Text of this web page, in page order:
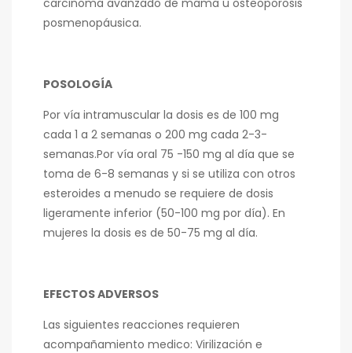
carcinoma avanzado de mama u osteoporosis
posmenopáusica.
POSOLOGÍA
Por vía intramuscular la dosis es de 100 mg
cada 1 a 2 semanas o 200 mg cada 2-3-
semanas.Por vía oral 75 -150 mg al día que se
toma de 6-8 semanas y si se utiliza con otros
esteroides a menudo se requiere de dosis
ligeramente inferior (50-100 mg por día). En
mujeres la dosis es de 50-75 mg al día.
EFECTOS ADVERSOS
Las siguientes reacciones requieren
acompañamiento medico: Virilización e